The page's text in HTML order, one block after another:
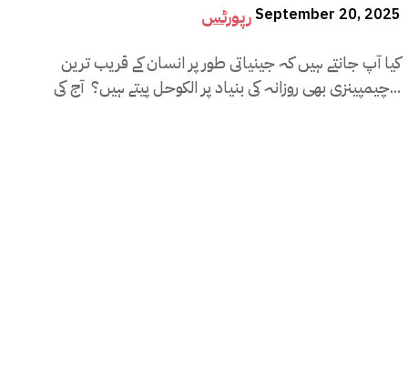
رپورٹسSeptember 20, 2025
کیا آپ جانتے ہیں کہ جینیاتی طور پر انسان کے قریب ترین
چیمپینزی بھی روزانہ کی بنیاد پر الکوحل پیتے ہیں؟ آج کی...